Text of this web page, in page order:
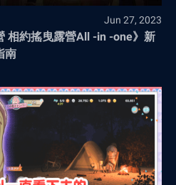
Jun 27, 2023
相約搖曳露營All -in -one》新
南